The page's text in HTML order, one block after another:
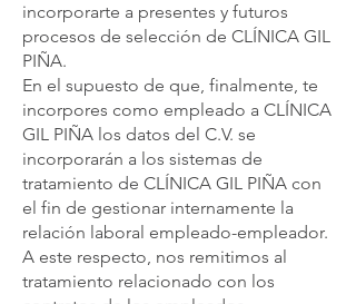
incorporarte a presentes y futuros
procesos de selección de CLÍNICA GIL
PIÑA.
En el supuesto de que, finalmente, te
incorpores como empleado a CLÍNICA
GIL PIÑA los datos del C.V. se
incorporarán a los sistemas de
tratamiento de CLÍNICA GIL PIÑA con
el fin de gestionar internamente la
relación laboral empleado-empleador.
A este respecto, nos remitimos al
tratamiento relacionado con los